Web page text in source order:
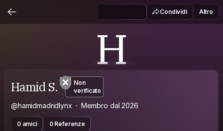
Condividi Altro
H
Hamid S.
Non
verificato
@hamidmadridlynx Membro dal 2026
0 amici 0 Referenze